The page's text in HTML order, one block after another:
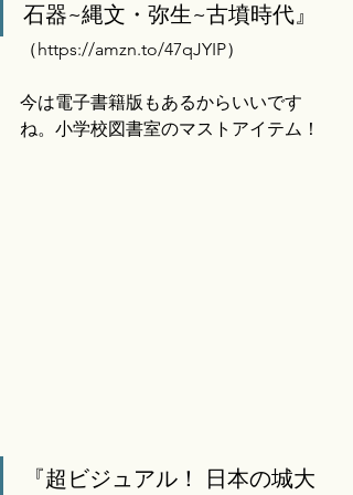
石器~縄文・弥生~古墳時代』
（ https://amzn.to/47qJYIP）
今は電子書籍版もあるからいいです
ね。小学校図書室のマストアイテム！
『超ビジュアル！ 日本の城大